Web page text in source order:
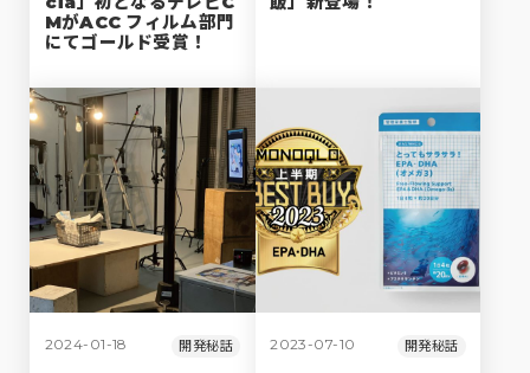
MがACC フィルム部門
にてゴールド受賞！
2024-01-18 開発秘話 2023-07-10 開発秘話